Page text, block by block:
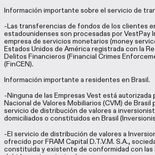
Información importante sobre el servicio de
-Las transferencias de fondos de los clientes
estadounidenses son procesadas por VestPay
empresa de servicios monetarios (money
Estados Unidos de América registrada con la
Delitos Financieros (Financial Crimes
(FinCEN).
Información importante a residentes en Brasil.
-Ninguna de las Empresas Vest está autorizada
Nacional de Valores Mobiliarios (CVM) de Brasil
servicio de distribución de valores a
domiciliados o constituidos en Brasil
-El servicio de distribución de valores a
ofrecido por FRAM Capital D.T.V.M. S.A.,
constituida y existente de conformidad con las